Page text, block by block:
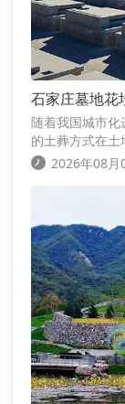
石家庄墓地花
随着我国城市化
的土葬方式在土
渐显现出其局限
2026年08月